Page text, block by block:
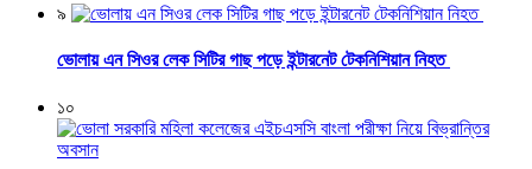
৯
ভোলায় এন সিওর লেক সিটির গাছ পড়ে ইন্টারনেট টেকনিশিয়ান নিহত
১০